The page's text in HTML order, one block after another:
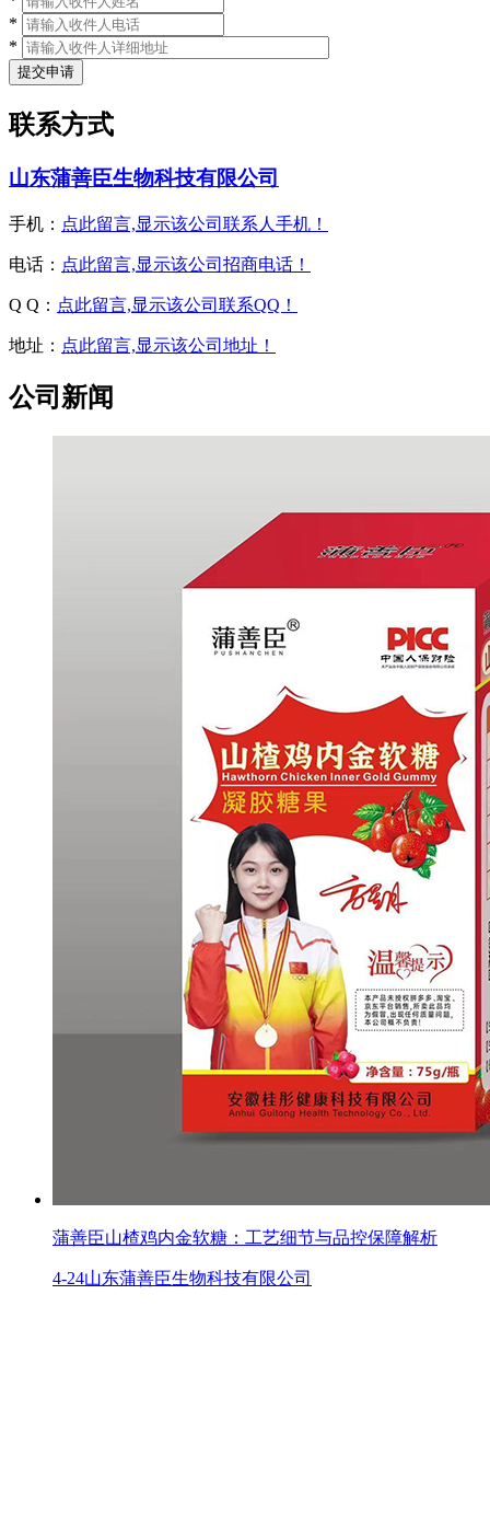
*
*
联系方式
山东蒲善臣生物科技有限公司
手机： 点此留言,显示该公司联系人手机！
电话： 点此留言,显示该公司招商电话！
Q Q： 点此留言,显示该公司联系QQ！
地址： 点此留言,显示该公司地址！
公司新闻
蒲善臣山楂鸡内金软糖：工艺细节与品控保障解析
4-24山东蒲善臣生物科技有限公司